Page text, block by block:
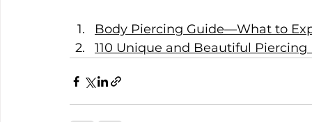
Body Piercing Guide—What to
110 Unique and Beautiful